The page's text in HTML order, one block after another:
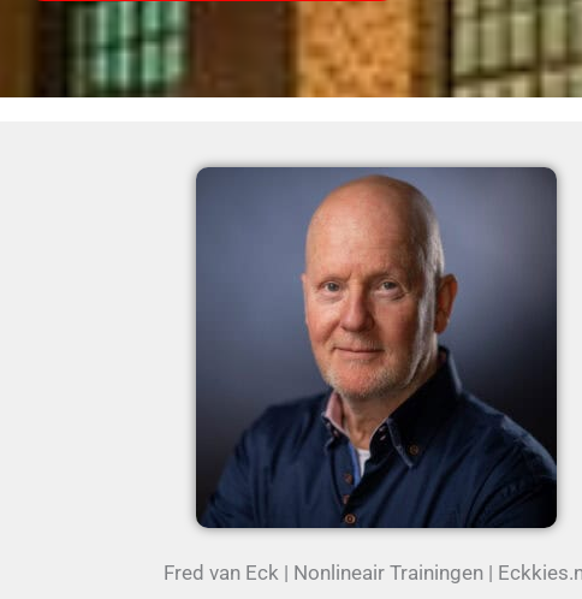
Fred van Eck | Nonlineair Trainingen |